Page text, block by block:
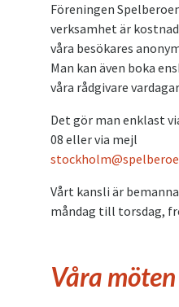
Föreningen
verksamhet är
våra besökares
Man kan även boka
våra rådgivare
Det gör man enklast
08 eller via mejl
Vårt kansli är
måndag till torsdag,
Våra möten